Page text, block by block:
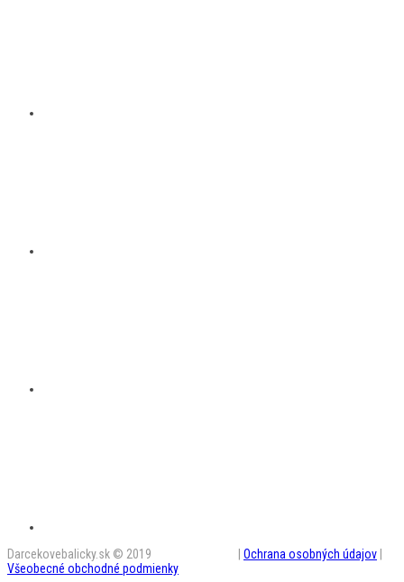
Darcekovebalicky.sk © 2019 Ochrana osobných údajov
Všeobecné obchodné podmienky